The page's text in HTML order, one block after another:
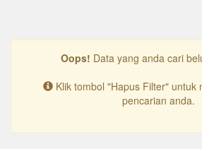
Oops! Data yang anda cari
Klik tombol "Hapus Filter" untuk
pencarian anda.